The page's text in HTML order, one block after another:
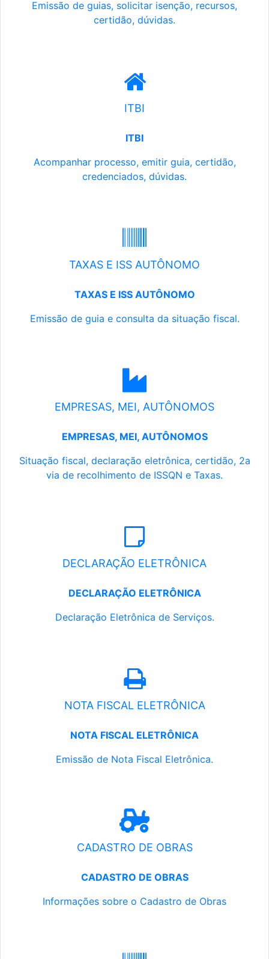
Emissão de guias, solicitar isenção, recursos,
certidão, dúvidas.
ITBI
ITBI
Acompanhar processo, emitir guia, certidão,
credenciados, dúvidas.
TAXAS E ISS AUTÔNOMO
TAXAS E ISS AUTÔNOMO
Emissão de guia e consulta da situação fiscal.
EMPRESAS, MEI, AUTÔNOMOS
EMPRESAS, MEI, AUTÔNOMOS
Situação fiscal, declaração eletrônica, certidão, 2a
via de recolhimento de ISSQN e Taxas.
DECLARAÇÃO ELETRÔNICA
DECLARAÇÃO ELETRÔNICA
Declaração Eletrônica de Serviços.
NOTA FISCAL ELETRÔNICA
NOTA FISCAL ELETRÔNICA
Emissão de Nota Fiscal Eletrônica.
CADASTRO DE OBRAS
CADASTRO DE OBRAS
Informações sobre o Cadastro de Obras